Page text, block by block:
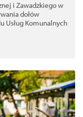
i Zawadzkiego w
dołów
Usług Komunalnych